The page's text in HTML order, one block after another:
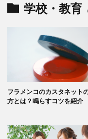
学校・教育
フラメンコのカスタネット
方とは？鳴らすコツを紹介